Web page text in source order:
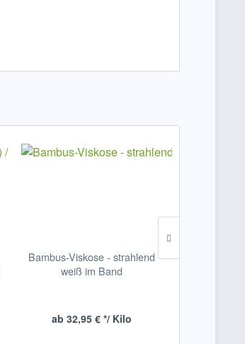
Bambus-Viskose - strahlend
weiß im Band
ab 32,95 € */ Kilo